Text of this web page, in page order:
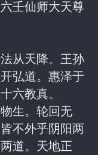
壬仙师大天尊
从天降。王孙
弘道。惠泽于
六教真。
生。轮回无
不外乎阴阳两
道。天地正